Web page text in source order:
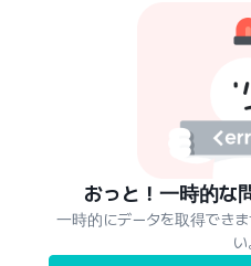
おっと！一時的な
一時的にデータを取得でき
い